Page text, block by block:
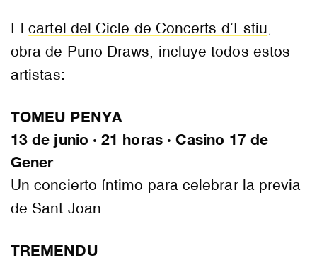
Elcartel del Cicle de Concerts d’Estiu
obra de Puno Draws, incluye todos estos
artistas:
TOMEU PENYA
13 de junio · 21 horas · Casino 17 de
Gener
Un concierto íntimo para celebrar la previa
de Sant Joan
TREMENDU